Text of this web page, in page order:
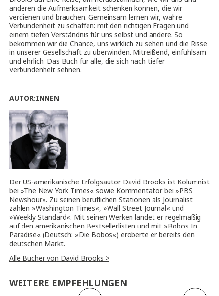
anderen die Aufmerksamkeit schenken können, die wir
verdienen und brauchen. Gemeinsam lernen wir, wahre
Verbundenheit zu schaffen: mit den richtigen Fragen und
einem tiefen Verständnis für uns selbst und andere. So
bekommen wir die Chance, uns wirklich zu sehen und die Risse
in unserer Gesellschaft zu überwinden. Mitreißend, einfühlsam
und ehrlich: Das Buch für alle, die sich nach tiefer
Verbundenheit sehnen.
AUTOR:INNEN
Der US-amerikanische Erfolgsautor David Brooks ist Kolumnist
bei »The New York Times« sowie Kommentator bei »PBS
Newshour«. Zu seinen beruflichen Stationen als Journalist
zählen »Washington Times«, »Wall Street Journal« und
»Weekly Standard«. Mit seinen Werken landet er regelmäßig
auf den amerikanischen Bestsellerlisten und mit »Bobos In
Paradise« (Deutsch: »Die Bobos«) eroberte er bereits den
deutschen Markt.
Alle Bücher von David Brooks >
WEITERE EMPFEHLUNGEN